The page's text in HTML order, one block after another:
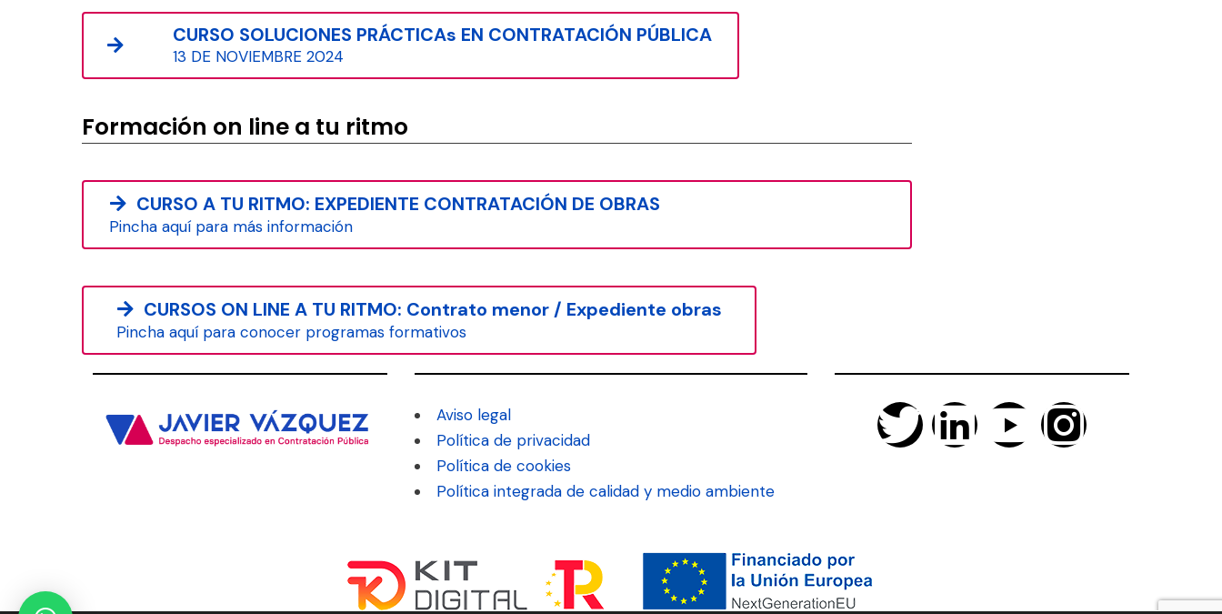
CURSO SOLUCIONES PRÁCTICAs EN CONTRATACIÓN PÚBLICA
13 DE NOVIEMBRE 2024
Formación on line a tu ritmo
CURSO A TU RITMO: EXPEDIENTE CONTRATACIÓN DE OBRAS
Pincha aquí para más información
CURSOS ON LINE A TU RITMO: Contrato menor / Expediente obras
Pincha aquí para conocer programas formativos
Aviso legal
Política de privacidad
Política de cookies
Política integrada de calidad y medio ambiente